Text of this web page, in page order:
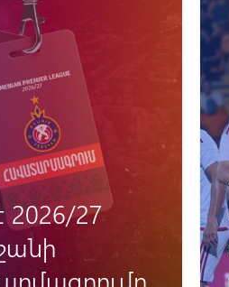
համար
կրկին